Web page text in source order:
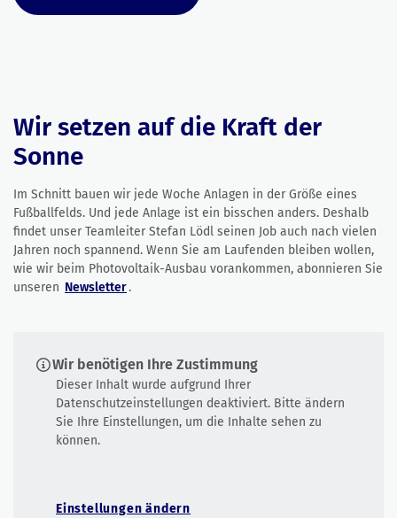
Wir setzen auf die Kraft der
Sonne
Im Schnitt bauen wir jede Woche Anlagen in der Größe eines
Fußballfelds. Und jede Anlage ist ein bisschen anders. Deshalb
findet unser Teamleiter Stefan Lödl seinen Job auch nach vielen
Jahren noch spannend. Wenn Sie am Laufenden bleiben wollen,
wie wir beim Photovoltaik-Ausbau vorankommen, abonnieren Sie
unseren Newsletter.
Wir benötigen Ihre Zustimmung
Dieser Inhalt wurde aufgrund Ihrer
Datenschutzeinstellungen deaktiviert. Bitte ändern
Sie Ihre Einstellungen, um die Inhalte sehen zu
können.
Einstellungen ändern